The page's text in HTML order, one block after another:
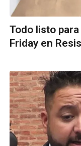
Todo listo
Friday en